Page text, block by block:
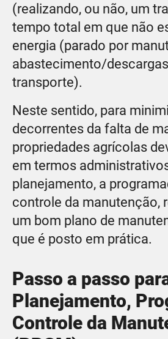
(realizando, ou não, um
tempo total em que não
energia (parado por
abastecimento/
transporte).
Neste sentido, para
decorrentes da falta de
propriedades agrícolas
em termos
planejamento, a
controle da manutenção,
um bom plano de
que é posto em prática.
Passo a passo
Planejamento,
Controle da